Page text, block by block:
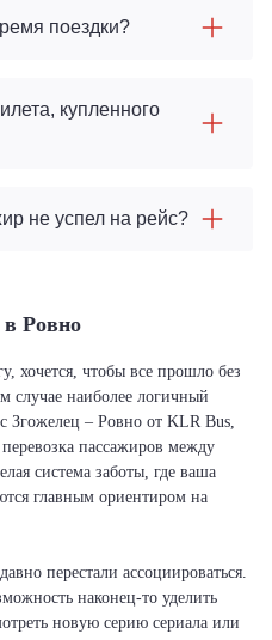
поездки?
купленного
не успел на рейс?
в Ровно
хочется, чтобы все прошло без
случае наиболее логичный
Згожелец – Ровно от KLR Bus,
пассажиров между
система заботы, где ваша
главным ориентиром на
перестали ассоциироваться.
наконец-то уделить
новую серию сериала или